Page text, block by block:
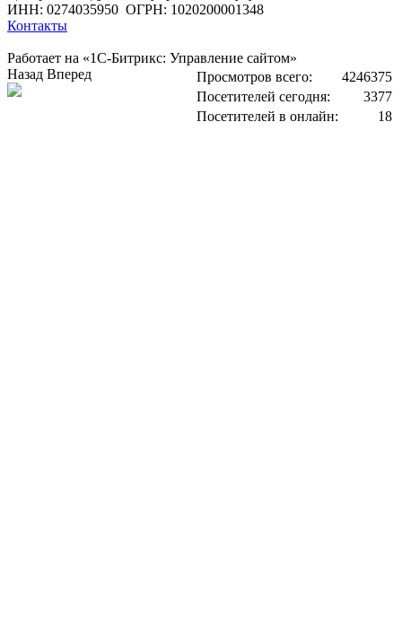
ИНН: 0274035950 ОГРН: 1020200001348
Контакты
Работает на «1С-Битрикс: Управление сайтом»
Просмотров всего:
4246375
Посетителей сегодня:
3377
Посетителей в онлайн:
18
Назад Вперед